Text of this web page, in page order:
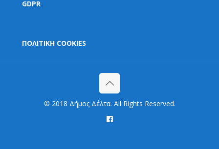
GDPR
ΠΟΛΙΤΙΚΗ COOKIES
© 2018 Δήμος Δέλτα. All Rights Reserved.